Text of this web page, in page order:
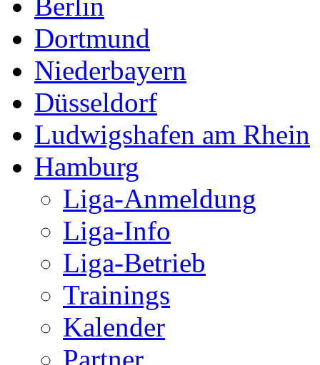
Dortmund
Niederbayern
Düsseldorf
Ludwigshafen am Rhein
Hamburg
Liga-Anmeldung
Liga-Info
Liga-Betrieb
Trainings
Kalender
Partner